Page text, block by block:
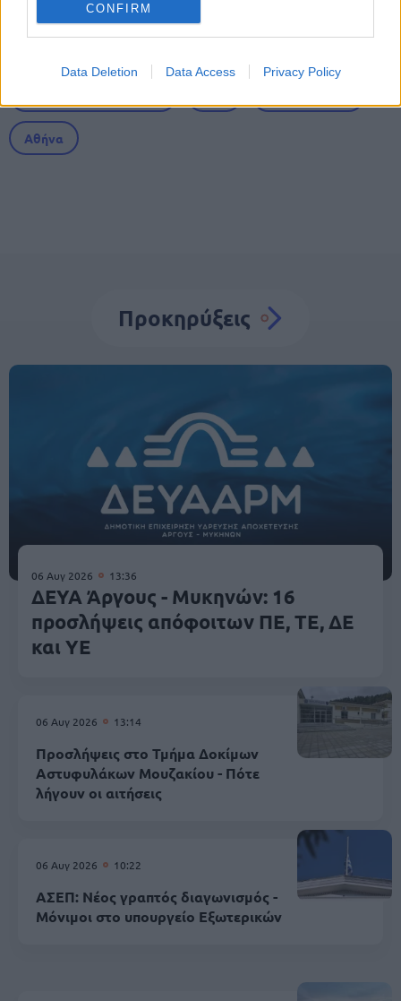
CONFIRM
Data Deletion Data Access Privacy Policy
Αθήνα
Προκηρύξεις
06 Αυγ 2026 13:36
ΔΕΥΑ Άργους - Μυκηνών: 16
προσλήψεις απόφοιτων ΠΕ, ΤΕ, ΔΕ
και ΥΕ
06 Αυγ 2026 13:14
Προσλήψεις στο Τμήμα Δοκίμων
Αστυφυλάκων Mουζακίου - Πότε
λήγουν οι αιτήσεις
06 Αυγ 2026 10:22
ΑΣΕΠ: Νέος γραπτός διαγωνισμός -
Μόνιμοι στο υπουργείο Εξωτερικών